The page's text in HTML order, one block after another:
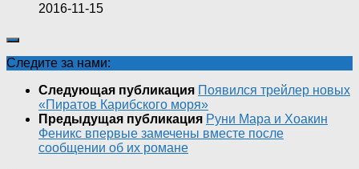
2016-11-15
Следите за нами:
Следующая публикация Появился трейлер новых
«Пиратов Карибского моря»
Предыдущая публикация Руни Мара и Хоакин
Феникс впервые замечены вместе после
сообщении об их романе